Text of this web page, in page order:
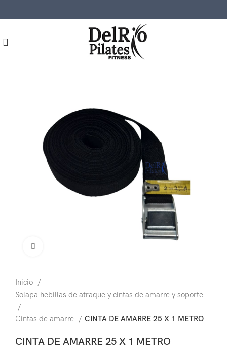
Inicio
Solapa hebillas de atraque y cintas de amarre y soporte
Cintas de amarre CINTA DE AMARRE 25 X 1 METRO
CINTA DE AMARRE 25 X 1 METRO